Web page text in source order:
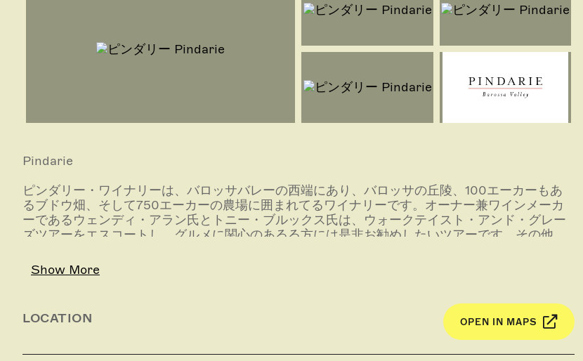
Pindarie
ピンダリー・ワイナリーは、バロッサバレーの西端にあり、バロッサの丘陵、100エーカーもあ
るブドウ畑、そして750エーカーの農場に囲まれてるワイナリーです。オーナー兼ワインメーカ
ーであるウェンディ・アラン氏とトニー・ブルックス氏は、ウォークテイスト・アンド・グレー
ズツアーをエスコートし、グルメに関心のあるる方には是非お勧めしたいツアーです。その他、
ます。ワイナリー内にあるカフェでは、旬の地元食材をふんだんに使ったランチメニューもあり
ます。また、同時に歴史を感じさせる石造りのセラーとモダンな雰囲気がまじりあった雰囲気を
Show More
LOCATION OPEN IN MAPS